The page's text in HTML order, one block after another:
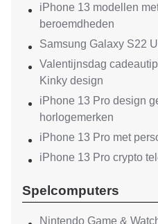
iPhone 13 modellen
beroemdheden
Samsung Galaxy S22
Valentijnsdag
Kinky design
iPhone 13 Pro design
horlogemerken
iPhone 13 Pro met
iPhone 13 Pro crypto
Spelcomputers
Nintendo Game &